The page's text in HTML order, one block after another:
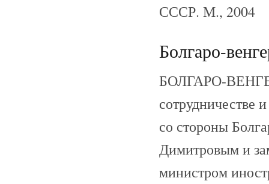
СССР. М., 2004
Болгаро-
БОЛГАРО-
со стороны
Димитровым и
министром